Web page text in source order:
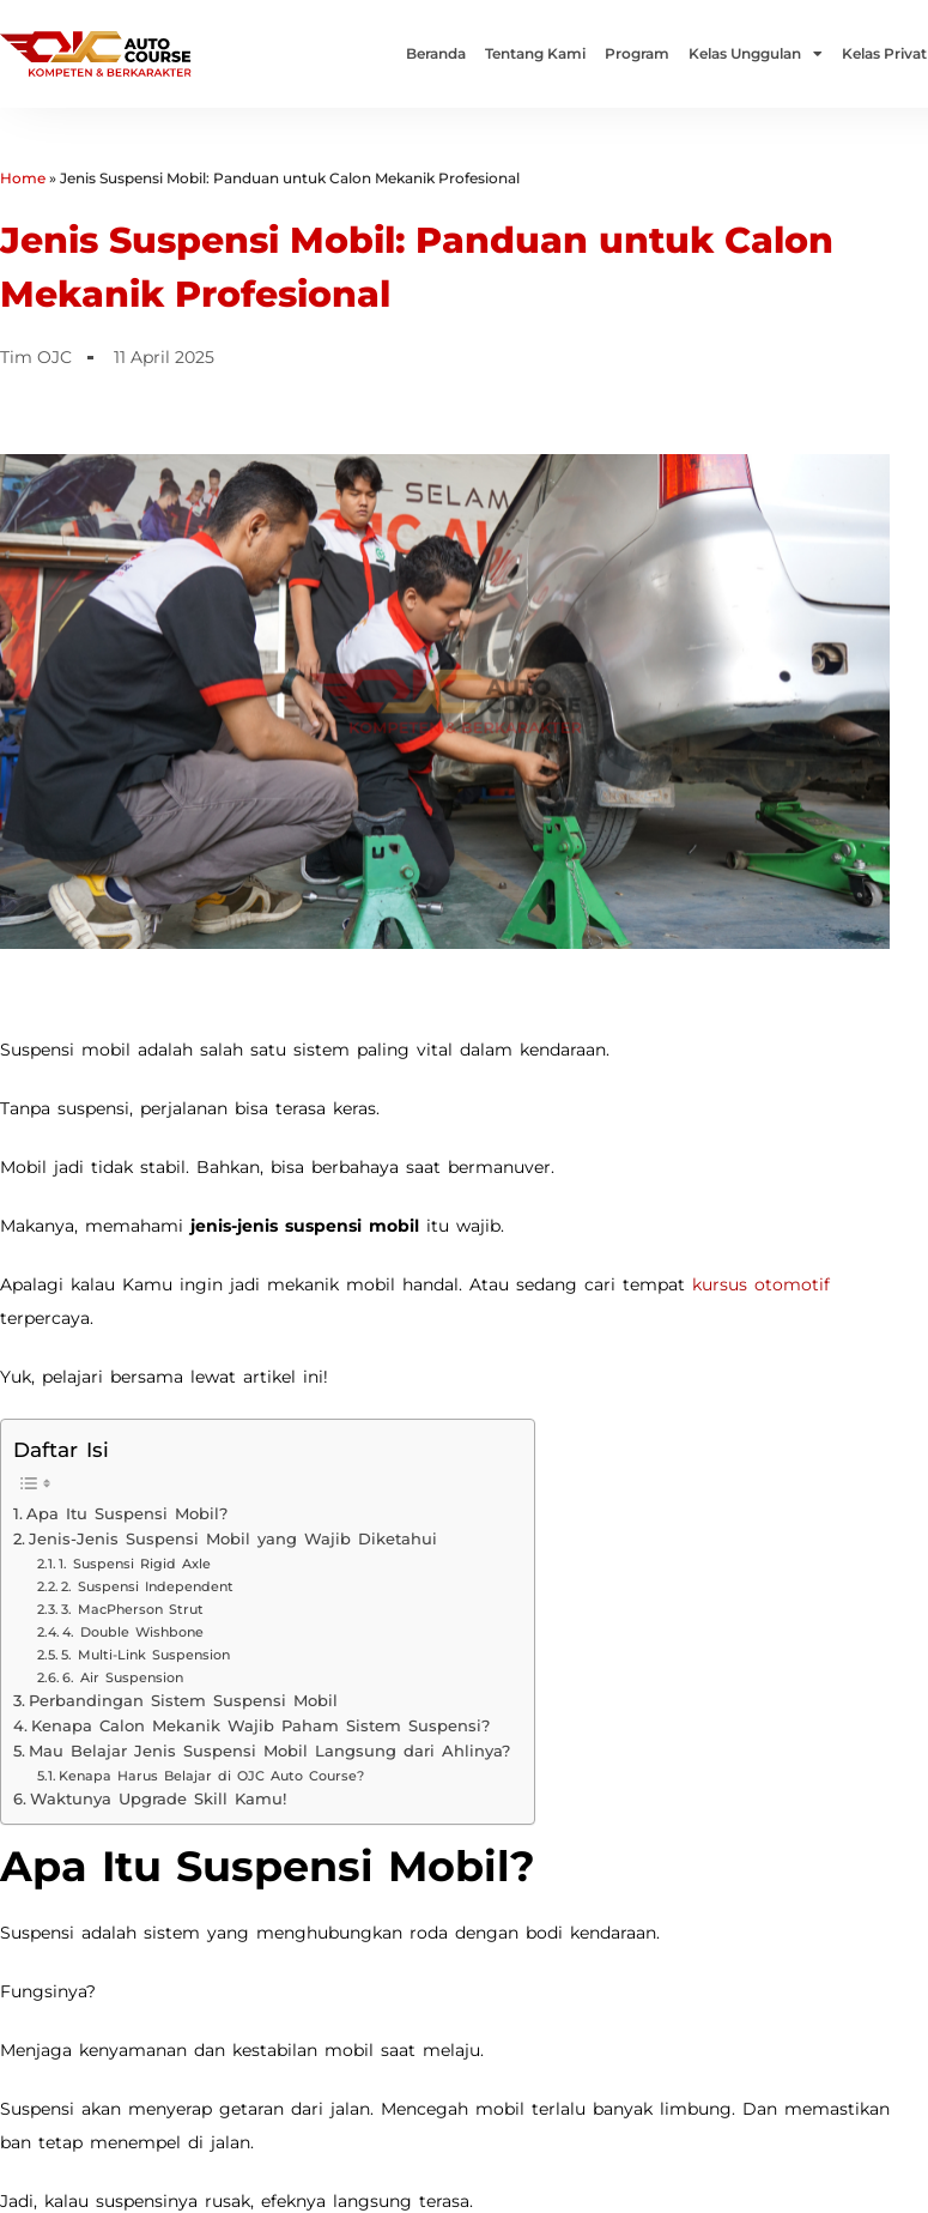
Beranda Tentang Kami Program Kelas Unggulan Kelas Privat
Home » Jenis Suspensi Mobil: Panduan untuk Calon Mekanik Profesional
Jenis Suspensi Mobil: Panduan untuk Calon
Mekanik Profesional
Tim OJC 11 April 2025
Suspensi mobil adalah salah satu sistem paling vital dalam kendaraan.
Tanpa suspensi, perjalanan bisa terasa keras.
Mobil jadi tidak stabil. Bahkan, bisa berbahaya saat bermanuver.
Makanya, memahami jenis-jenis suspensi mobil itu wajib.
Apalagi kalau Kamu ingin jadi mekanik mobil handal. Atau sedang cari tempat kursus otomotif
terpercaya.
Yuk, pelajari bersama lewat artikel ini!
Daftar Isi
Apa Itu Suspensi Mobil?
Jenis-Jenis Suspensi Mobil yang Wajib Diketahui
1. Suspensi Rigid Axle
2. Suspensi Independent
3. MacPherson Strut
4. Double Wishbone
5. Multi-Link Suspension
6. Air Suspension
Perbandingan Sistem Suspensi Mobil
Kenapa Calon Mekanik Wajib Paham Sistem Suspensi?
Mau Belajar Jenis Suspensi Mobil Langsung dari Ahlinya?
Kenapa Harus Belajar di OJC Auto Course?
Waktunya Upgrade Skill Kamu!
Apa Itu Suspensi Mobil?
Suspensi adalah sistem yang menghubungkan roda dengan bodi kendaraan.
Fungsinya?
Menjaga kenyamanan dan kestabilan mobil saat melaju.
Suspensi akan menyerap getaran dari jalan. Mencegah mobil terlalu banyak limbung. Dan memastikan
ban tetap menempel di jalan.
Jadi, kalau suspensinya rusak, efeknya langsung terasa.